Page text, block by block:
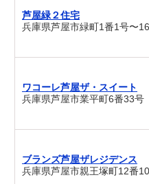
芦屋緑２住宅
兵庫県芦屋市緑町1番1号〜
ワコーレ芦屋ザ・スイート
兵庫県芦屋市業平町6番33号
ブランズ芦屋ザレジデンス
兵庫県芦屋市親王塚町12番